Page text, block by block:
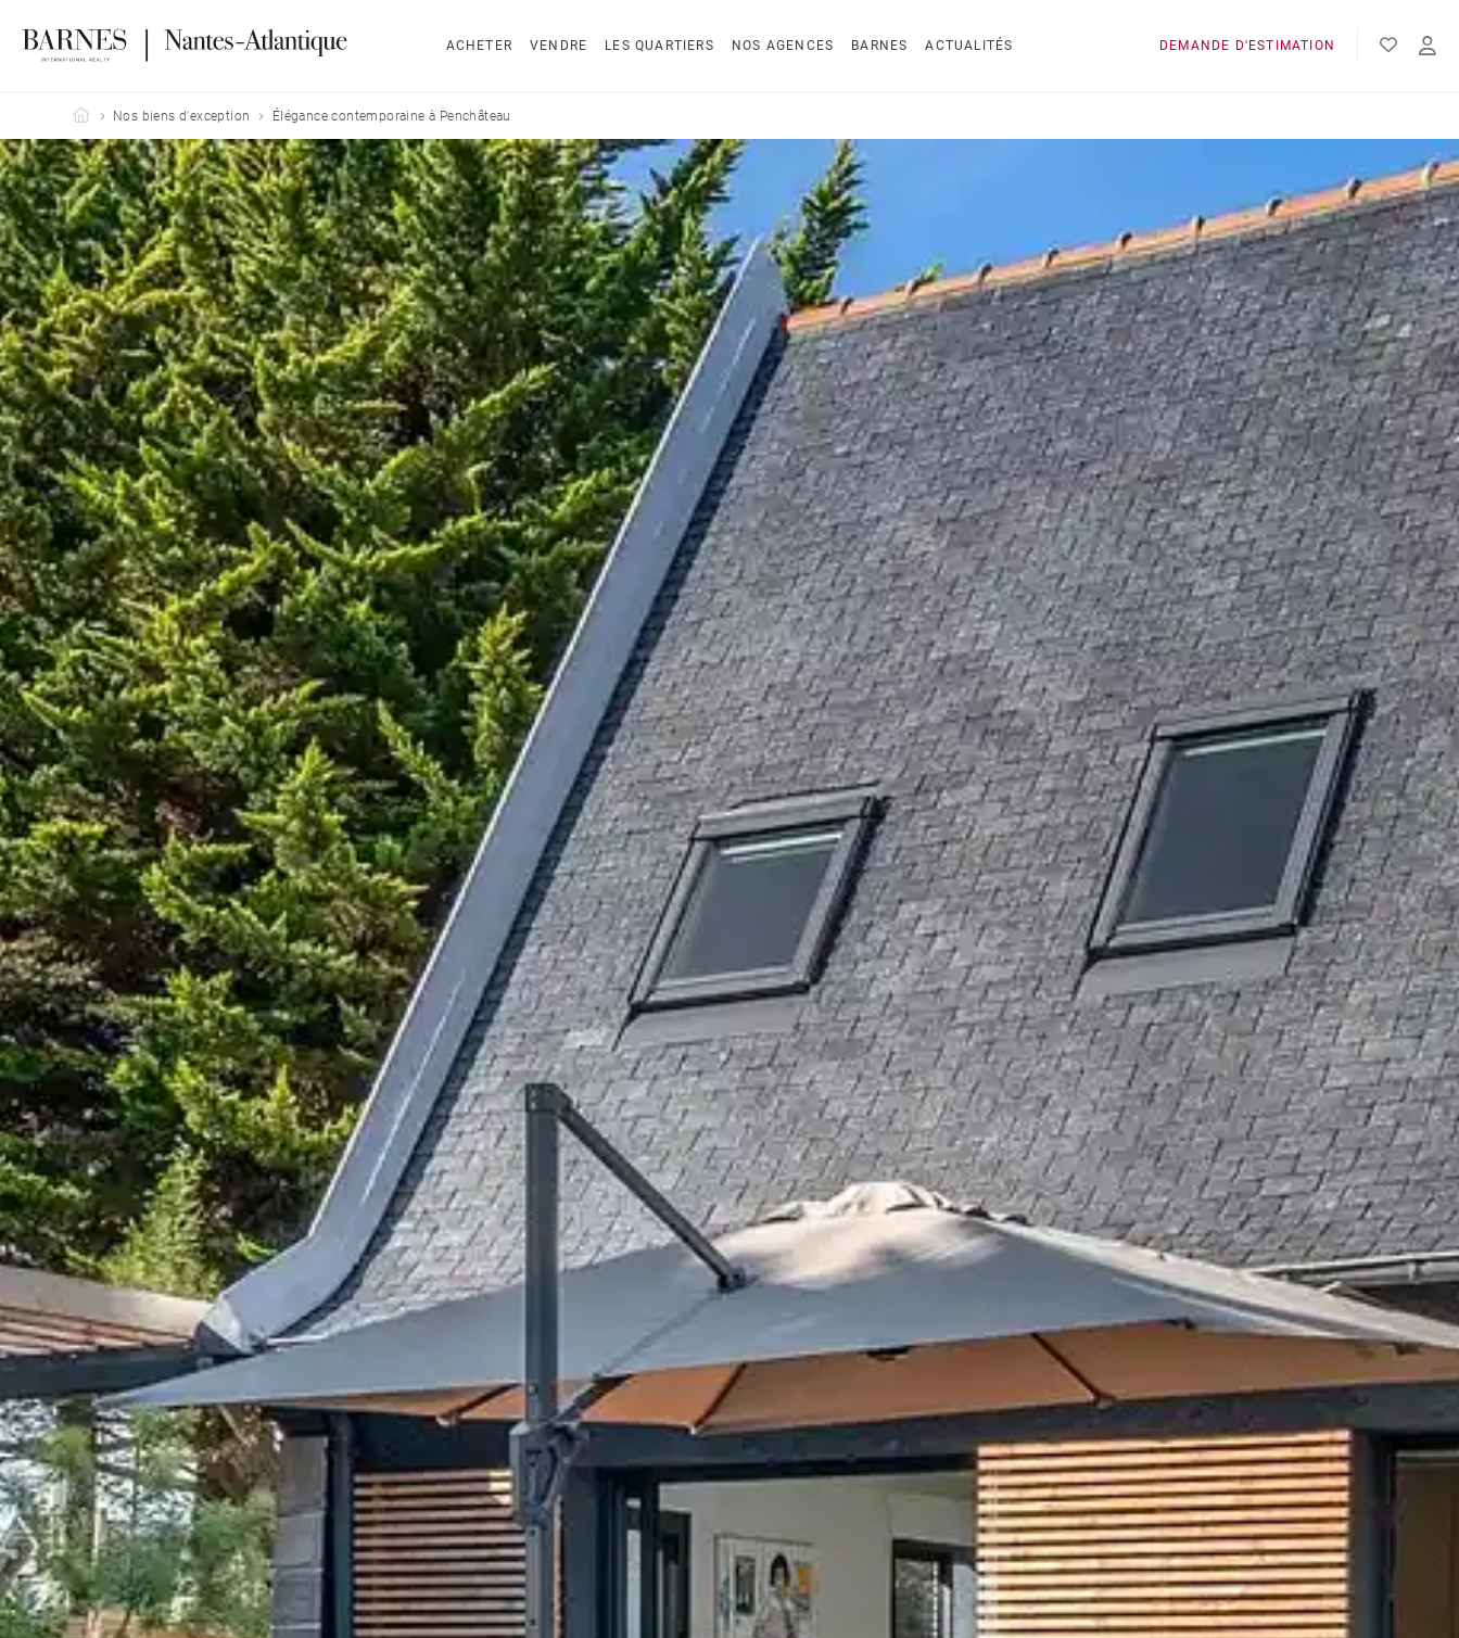
ACHETER VENDRE LES QUARTIERS NOS AGENCES BARNES ACTUALITÉS DEMANDE D'ESTIMATION
Barnes Nantes-Atlantique
Nos biens d'exception Élégance contemporaine à Penchâteau